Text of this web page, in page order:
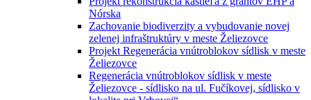
Nórska
Zachovanie biodiverzity a vybudovanie novej
zelenej infraštruktúry v meste Želiezovce
Projekt Regenerácia vnútroblokov sídlisk v meste
Želiezovce
Regenerácia vnútroblokov sídlisk v meste
Želiezovce - sídlisko na ul. Fučíkovej, sídlisko v